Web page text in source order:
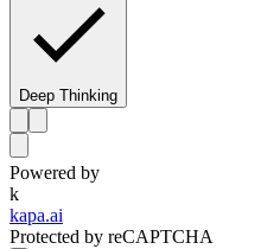
Deep Thinking
Powered by
k
kapa.ai
Protected by reCAPTCHA